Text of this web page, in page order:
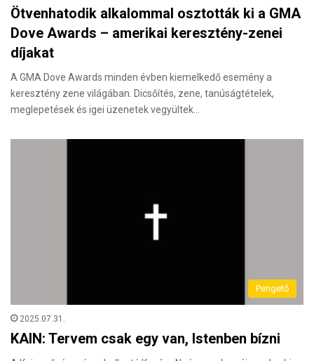
Ötvenhatodik alkalommal osztották ki a GMA
Dove Awards – amerikai keresztény-zenei
díjakat
A GMA Dove Awards minden évben kiemelkedő esemény a
keresztény zene világában. Dicsőítés, zene, tanúságtételek,
meglepetések és igei üzenetek vegyültek…
Pengető
2025.07.31.
KAIN: Tervem csak egy van, Istenben bízni